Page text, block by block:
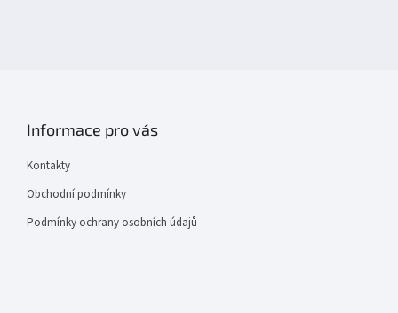
Informace pro vás
Kontakty
Obchodní podmínky
Podmínky ochrany osobních údajů